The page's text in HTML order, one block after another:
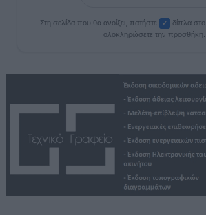
Στη σελίδα που θα ανοίξει, πατήστε ✓ δίπλα στο
ολοκληρώσετε την προσθήκη.